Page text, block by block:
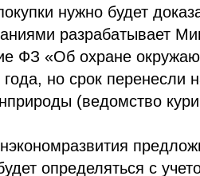
нужно будет
разрабатывает
ФЗ «Об охране
но срок
(ведомство
определяться с